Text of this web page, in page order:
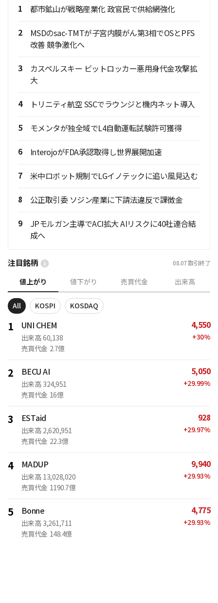
1 都市鉱山が戦略産業化 政官民で供給網強化
2
MSDのsac-TMTが子宮内膜がん第3相でOSとPFS
改善 競争激化へ
3
カスペルスキー ビットロッカー悪用身代金攻撃拡
大
4 トリニティ航空 SSCでラウンジと機内ネット導入
5 モメンタが独全域でL4自動運転試験許可獲得
6 InterojoがFDA承認取得し世界展開加速
7 米中ロボット規制でLGイノテックに追い風見込む
8 公正取引委 ソジン産業に下請法違反で課徴金
9
JPモルガン主導でACI拡大 AIリスクに40社連合結
成へ
注目銘柄 08.07取引終了
値上がり 値下がり 売買代金 出来高
All KOSPI KOSDAQ
1 UNI CHEM
出来高 60,138
売買代金 2.7億
4,550
+30%
2 BECU AI
出来高 324,951
売買代金 16億
5,050
+29.99%
3 ESTaid
出来高 2,620,951
売買代金 22.3億
928
+29.97%
4 MADUP
出来高 13,028,020
売買代金 1190.7億
9,940
+29.93%
5 Bonne
出来高 3,261,711
売買代金 148.4億
4,775
+29.93%